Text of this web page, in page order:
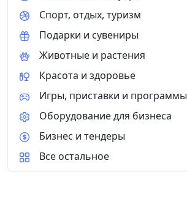
Спорт, отдых, туризм
Подарки и сувениры
Животные и растения
Красота и здоровье
Игры, приставки и программы
Оборудование для бизнеса
Бизнес и тендеры
Все остальное